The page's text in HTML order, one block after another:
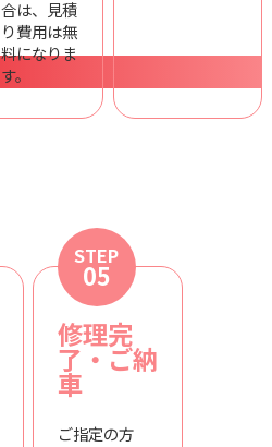
合は、見積
り費用は無
料になりま
す。
STEP
05
修理完
了・ご納
車
ご指定の方